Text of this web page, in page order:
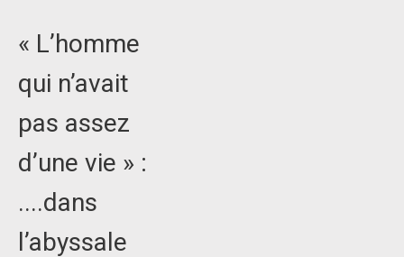
« L’homme
qui n’avait
pas assez
d’une vie » :
....dans
l’abyssale